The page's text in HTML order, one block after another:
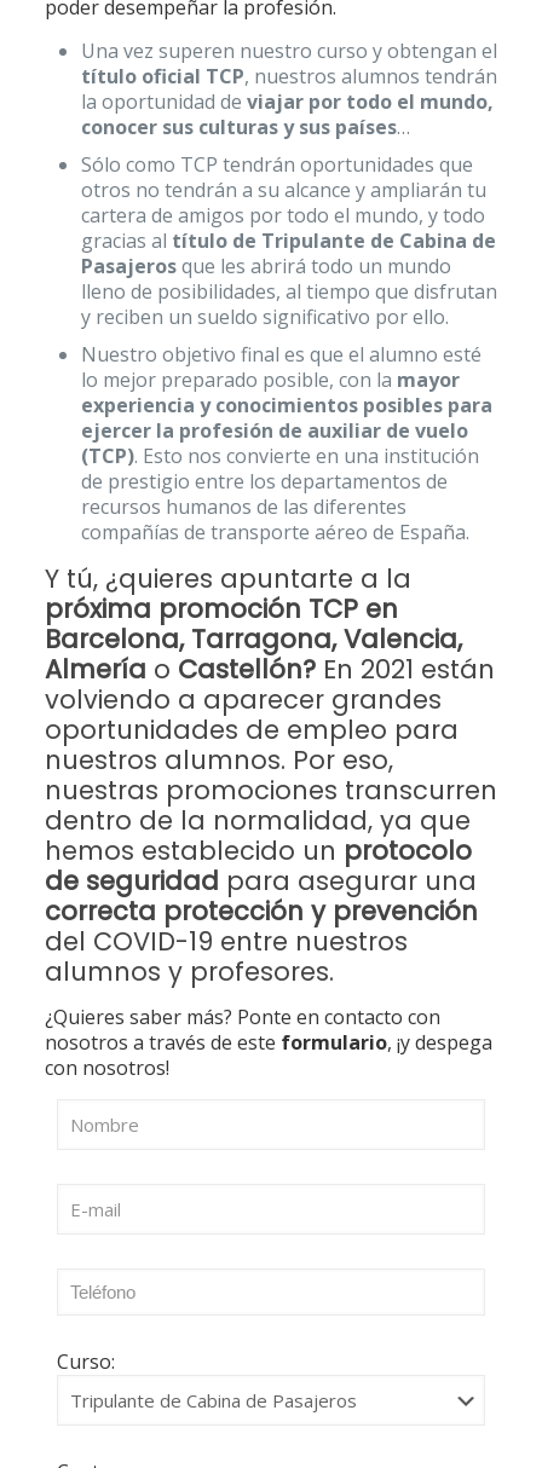
poder desempeñar la profesión.
Una vez superen nuestro curso y obtengan el
título oficial TCP, nuestros alumnos tendrán
la oportunidad de viajar por todo el mundo,
conocer sus culturas y sus países…
Sólo como TCP tendrán oportunidades que
otros no tendrán a su alcance y ampliarán tu
cartera de amigos por todo el mundo, y todo
gracias al título de Tripulante de Cabina de
Pasajerosque les abrirá todo un mundo
lleno de posibilidades, al tiempo que disfrutan
y reciben un sueldo significativo por ello.
Nuestro objetivo final es que el alumno esté
lo mejor preparado posible, con la mayor
experiencia y conocimientos posibles para
ejercer la profesión de auxiliar de vuelo
(TCP). Esto nos convierte en una institución
de prestigio entre los departamentos de
recursos humanos de las diferentes
compañías de transporte aéreo de España.
Y tú, ¿quieres apuntarte a la
próxima promoción TCP en
Barcelona, Tarragona, Valencia,
Almería o Castellón? En 2021 están
volviendo a aparecer grandes
oportunidades de empleo para
nuestros alumnos. Por eso,
nuestras promociones transcurren
dentro de la normalidad, ya que
hemos establecido un protocolo
de seguridad para asegurar una
correcta protección y prevención
del COVID-19 entre nuestros
alumnos y profesores.
¿Quieres saber más? Ponte en contacto con
nosotros a través de este formulario, ¡y despega
con nosotros!
Curso: